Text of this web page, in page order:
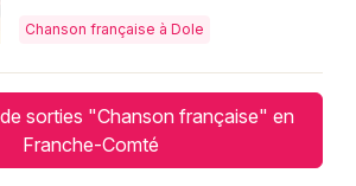
Chanson française à Dole
sorties "Chanson française" en
Franche-Comté